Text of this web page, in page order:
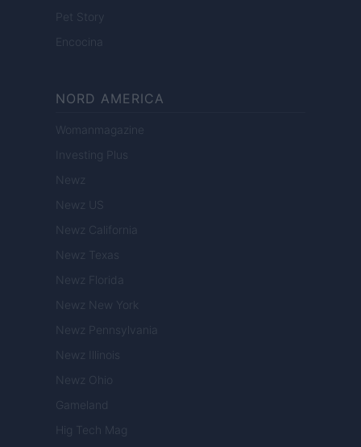
Pet Story
Encocina
NORD AMERICA
Womanmagazine
Investing Plus
Newz
Newz US
Newz California
Newz Texas
Newz Florida
Newz New York
Newz Pennsylvania
Newz Illinois
Newz Ohio
Gameland
Hig Tech Mag